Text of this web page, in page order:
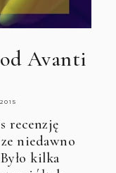
Avanti
recenzję
niedawno
kilka